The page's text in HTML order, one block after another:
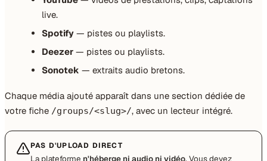
live.
Spotify — pistes ou playlists.
Deezer — pistes ou playlists.
Sonotek — extraits audio bretons.
Chaque média ajouté apparaît dans une section dédiée de
votre fiche /groups/<slug>/, avec un lecteur intégré.
PAS D'UPLOAD DIRECT
La plateforme n'héberge ni audio ni vidéo. Vous devez